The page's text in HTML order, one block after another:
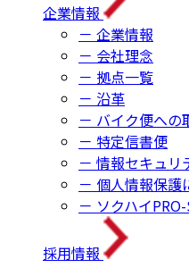
企業情報
－ 企業情報
－ 会社理念
－ 拠点一覧
－ 沿革
－ バイク便への
－ 特定信書便
－ 情報セキュリ
－ 個人情報保護
－ ソクハイ
採用情報